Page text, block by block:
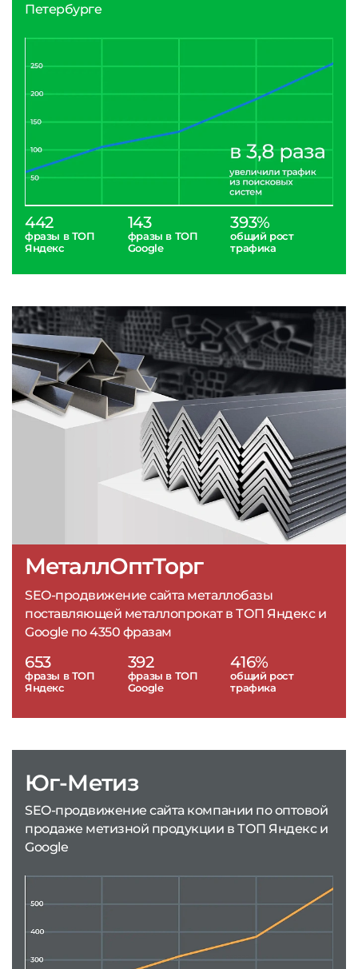
МеталлОптТорг
SEO-продвижение сайта металлобазы
поставляющей металлопрокат в ТОП Яндекс и
Google по 4350 фразам
653
фразы в ТОП
Яндекс
392
фразы в ТОП
Google
416%
общий рост
трафика
Петербурге
442
фразы в ТОП
Яндекс
143
фразы в ТОП
Google
393%
общий рост
трафика
Юг-Метиз
SEO-продвижение сайта компании по оптовой
продаже метизной продукции в ТОП Яндекс и
Google